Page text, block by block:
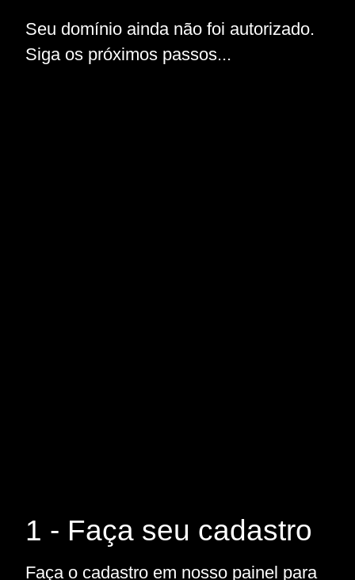
Seu domínio ainda não foi autorizado.
Siga os próximos passos...
1 - Faça seu cadastro
Faça o cadastro em nosso painel para